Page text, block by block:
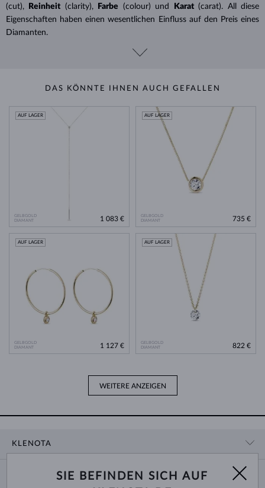
(cut),
Reinheit (clarity), Farbe (colour) und Karat (carat). All diese
Eigenschaften haben einen wesentlichen Einfluss auf den Preis eines
Diamanten.
DAS KÖNNTE IHNEN AUCH GEFALLEN
GELBGOLD
DIAMANT
AUF LAGER
1 083 €
GELBGOLD
DIAMANT
AUF LAGER
735 €
GELBGOLD
DIAMANT
AUF LAGER
1 127 €
GELBGOLD
DIAMANT
AUF LAGER
822 €
WEITERE ANZEIGEN
KLENOTA
SIE BEFINDEN SICH AUF